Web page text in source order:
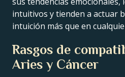
intuitivos y tienden a actuar
intuición más que en
Rasgos de
Aries y Cáncer